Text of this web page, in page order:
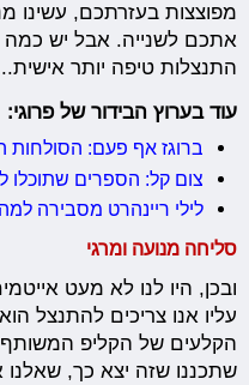
מפוצצות בעזרתכם, עשינו
אתכם לשנייה. אבל יש כמה
התנצלות טיפה יותר
עוד בערוץ הבידור של פרוגי:
ברוגז אף פעם: הסולחות
צום קל: הספרים שתוכלו
לילי ריינהרט מסבירה
סליחה מנועה ומרגי
ובכן, היו לנו לא מעט
עליו אנו צריכים להתנצל
הקלעים של הקליפ
שתכננו שזה יצא כך,